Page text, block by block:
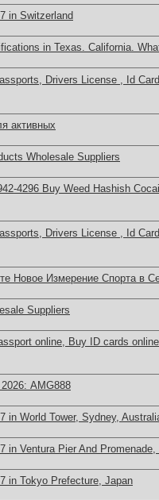
in Switzerland
in Texas. California.
Drivers License , Id
активных
Wholesale Suppliers
4296 Buy Weed Hashish
Drivers License , Id
Новое Измерение Спорта в
Suppliers
online, Buy ID cards
AMG888
in World Tower, Sydney,
in Ventura Pier And Promenade,
in Tokyo Prefecture, Japan